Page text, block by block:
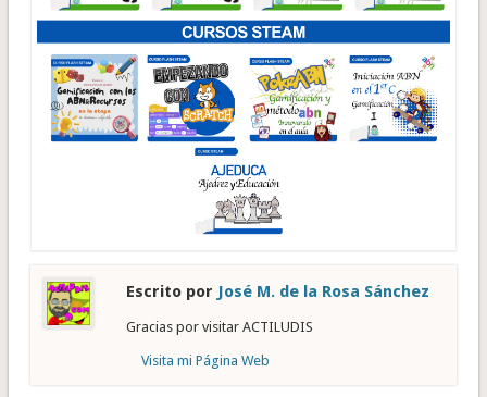
Escrito por José M. de la Rosa Sánchez
Gracias por visitar ACTILUDIS
Visita mi Página Web